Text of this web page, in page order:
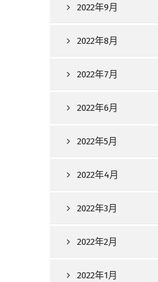
2022年9月
2022年8月
2022年7月
2022年6月
2022年5月
2022年4月
2022年3月
2022年2月
2022年1月